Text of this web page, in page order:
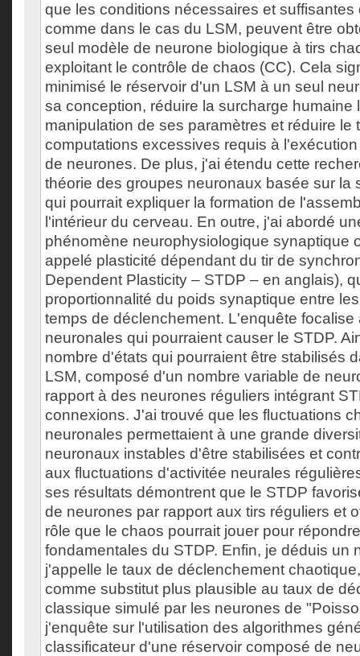
que les conditions nécessaires et suffisantes
comme dans le cas du LSM, peuvent être
seul modèle de neurone biologique à tirs
exploitant le contrôle de chaos (CC). Cela
minimisé le réservoir d'un LSM à un seul
sa conception, réduire la surcharge humaine
manipulation de ses paramètres et réduire le
computations excessives requis à
de neurones. De plus, j'ai étendu cette
théorie des groupes neuronaux basée sur la
qui pourrait expliquer la formation de
l'intérieur du cerveau. En outre, j'ai abordé
phénomène neurophysiologique synaptique
appelé plasticité dépendant du tir de
Dependent Plasticity – STDP – en anglais),
proportionnalité du poids synaptique entre
temps de déclenchement. L'enquête focalise
neuronales qui pourraient causer le STDP.
nombre d'états qui pourraient être stabilisés
LSM, composé d'un nombre variable de
rapport à des neurones réguliers intégrant
connexions. J'ai trouvé que les fluctuations
neuronales permettaient à une grande
neuronaux instables d'être stabilisées et
aux fluctuations d'activitée neurales
ses résultats démontrent que le STDP
de neurones par rapport aux tirs réguliers et
rôle que le chaos pourrait jouer pour
fondamentales du STDP. Enfin, je déduis un
j'appelle le taux de déclenchement
comme substitut plus plausible au taux de
classique simulé par les neurones de
j'enquête sur l'utilisation des algorithmes
classificateur d'une réservoir composé de